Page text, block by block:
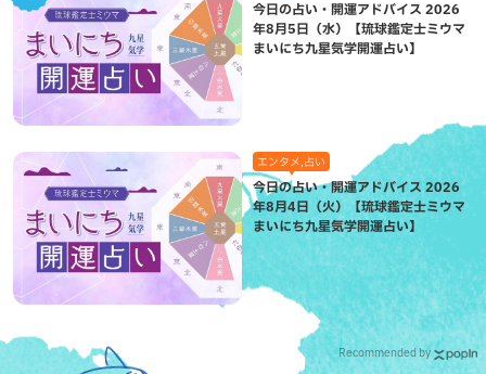
今日の占い・開運アドバイス 2026
年8月5日（水）【琉球鑑定士ミウマ
まいにち九星気学開運占い】
エンタメ,占い
今日の占い・開運アドバイス 2026
年8月4日（火）【琉球鑑定士ミウマ
まいにち九星気学開運占い】
Recommended by